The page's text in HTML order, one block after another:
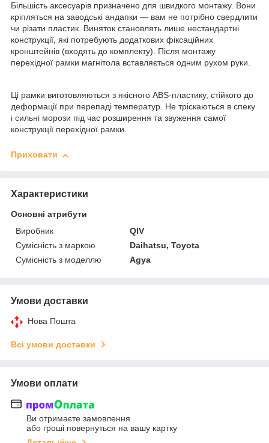
Більшість аксесуарів призначено для швидкого монтажу. Вони
кріпляться на заводські андапки — вам не потрібно свердлити
чи різати пластик. Виняток становлять лише нестандартні
конструкції, які потребують додаткових фіксаційних
кронштейнів (входять до комплекту). Після монтажу
перехідної рамки магнітола вставляється одним рухом руки.
Ці рамки виготовляються з якісного ABS-пластику, стійкого до
деформації при перепаді температур. Не тріскаються в спеку
і сильні морози під час розширення та звуження самої
конструкції перехідної рамки.
Приховати
Характеристики
Основні атрибути
Виробник
QIV
Сумісність з маркою
Daihatsu, Toyota
Сумісність з моделлю
Agya
Умови доставки
Нова Пошта
Всі умови доставки
Умови оплати
Ви отримаєте замовлення
або гроші повернуться на вашу картку